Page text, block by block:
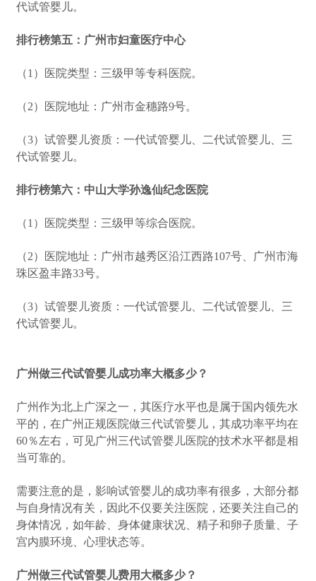
代试管婴儿。
排行榜第五：广州市妇童医疗中心
（1）医院类型：三级甲等专科医院。
（2）医院地址：广州市金穗路9号。
（3）试管婴儿资质：一代试管婴儿、二代试管婴儿、三
代试管婴儿。
排行榜第六：中山大学孙逸仙纪念医院
（1）医院类型：三级甲等综合医院。
（2）医院地址：广州市越秀区沿江西路107号、广州市海
珠区盈丰路33号。
（3）试管婴儿资质：一代试管婴儿、二代试管婴儿、三
代试管婴儿。
广州做三代试管婴儿成功率大概多少？
广州作为北上广深之一，其医疗水平也是属于国内领先水
平的，在广州正规医院做三代试管婴儿，其成功率平均在
60％左右，可见广州三代试管婴儿医院的技术水平都是相
当可靠的。
需要注意的是，影响试管婴儿的成功率有很多，大部分都
与自身情况有关，因此不仅要关注医院，还要关注自己的
身体情况，如年龄、身体健康状况、精子和卵子质量、子
宫内膜环境、心理状态等。
广州做三代试管婴儿费用大概多少？